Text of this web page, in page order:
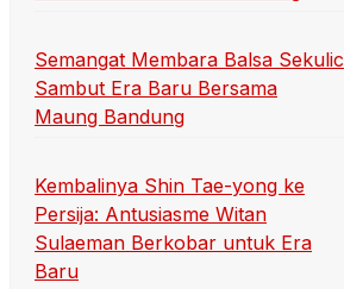
Semangat Membara Balsa Sekulic
Sambut Era Baru Bersama
Maung Bandung
Kembalinya Shin Tae-yong ke
Persija: Antusiasme Witan
Sulaeman Berkobar untuk Era
Baru